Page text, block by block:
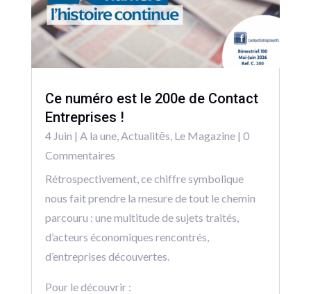
Ce numéro est le 200e de Contact
Entreprises !
4 Juin | A la une, Actualitēs Le Magazine| 0
Commentaires
Rétrospectivement, ce chiffre symbolique
nous fait prendre la mesure de tout le chemin
parcouru : une multitude de sujets traités,
d’acteurs économiques rencontrés,
d’entreprises découvertes.
Pour le découvrir :